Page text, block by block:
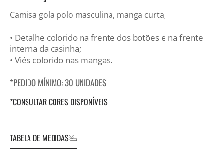
Camisa gola polo masculina, manga curta;
• Detalhe colorido na frente dos botões e na frente
interna da casinha;
• Viés colorido nas mangas.
*PEDIDO MÍNIMO: 30 UNIDADES
*CONSULTAR CORES DISPONÍVEIS
TABELA DE MEDIDAS